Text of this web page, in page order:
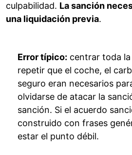
culpabilidad. La sanción
una liquidación previa.
Error típico: centrar toda
repetir que el coche, el
seguro eran necesarios
olvidarse de atacar la
sanción. Si el acuerdo
construido con frases
estar el punto débil.